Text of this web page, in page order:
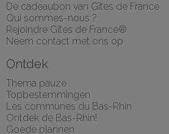
De cadeaubon van Gîtes de France
Qui sommes-nous ?
Rejoindre Gîtes de France®
Neem contact met ons op
Ontdek
Thema pauze
Topbestemmingen
Les communes du Bas-Rhin
Ontdek de Bas-Rhin!
Goede plannen